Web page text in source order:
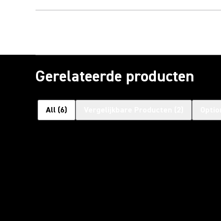
Gerelateerde producten
All (6)